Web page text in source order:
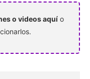
o videos aquí o